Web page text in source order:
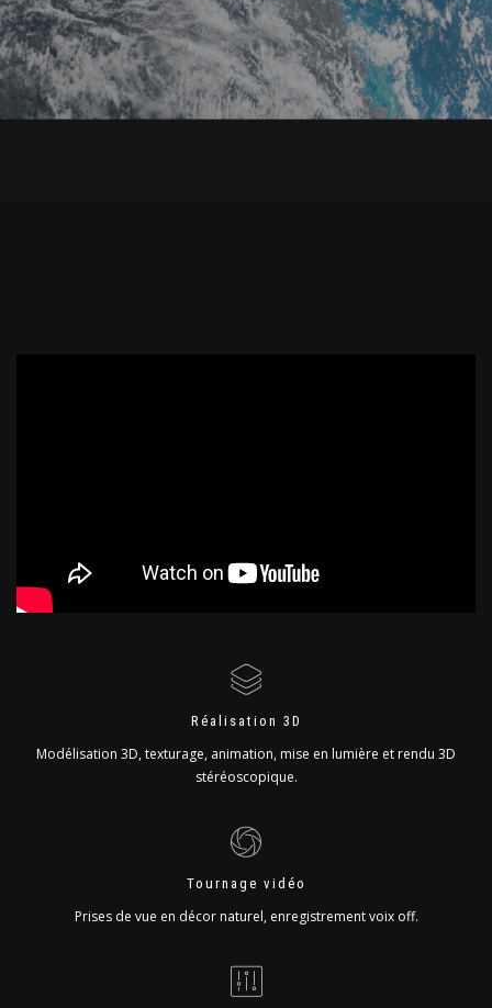
Réalisation 3D
Modélisation 3D, texturage, animation, mise en lumière et rendu 3D
stéréoscopique.
Tournage vidéo
Prises de vue en décor naturel, enregistrement voix off.